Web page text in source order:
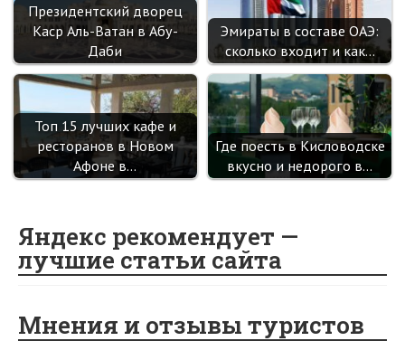
Президентский дворец
Каср Аль-Ватан в Абу-
Даби
Эмираты в составе ОАЭ:
сколько входит и как…
Топ 15 лучших кафе и
ресторанов в Новом
Афоне в…
Где поесть в Кисловодске
вкусно и недорого в…
Яндекс рекомендует —
лучшие статьи сайта
Мнения и отзывы туристов